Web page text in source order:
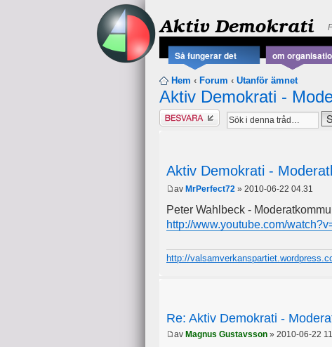
Aktiv Demokrati
Så fungerar det om
Hem ‹ Forum ‹ Utanför ämnet
Aktiv Demokrati -
Besvara
Aktiv Demokrati -
av MrPerfect72 » 2010-06-22 04.31
Peter Wahlbeck -
http://www.youtube.com/
http://
Re: Aktiv Demokrati -
av Magnus Gustavsson » 2010-06-22